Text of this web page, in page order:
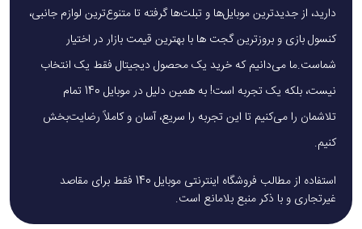
دارید، از جدیدترین موبایل‌ها و تبلت‌ها گرفته تا متنوع‌ترین لوازم جانبی،
کنسول بازی و بروزترین گجت ها با بهترین قیمت بازار در اختیار
شماست.ما می‌دانیم که خرید یک محصول دیجیتال فقط یک انتخاب
نیست، بلکه یک تجربه است! به همین دلیل در موبایل 140 تمام
تلاشمان را می‌کنیم تا این تجربه را سریع، آسان و کاملاً رضایت‌بخش
کنیم.
استفاده از مطالب فروشگاه اینترنتی موبایل 140 فقط برای مقاصد
غیرتجاری و با ذکر منبع بلامانع است.